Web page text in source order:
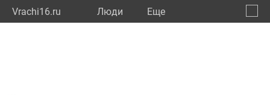
Vrachi16.ru Люди Eще